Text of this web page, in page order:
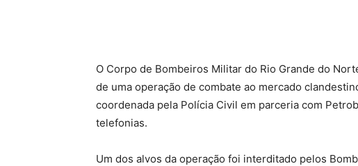
O Corpo de Bombeiros Militar do Rio Grande do
de uma operação de combate ao mercado
coordenada pela Polícia Civil em parceria com
telefonias.
Um dos alvos da operação foi interditado pelos